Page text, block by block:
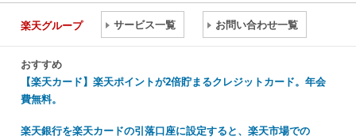
楽天グループ サービス一覧 お問い合わせ一覧
おすすめ
【楽天カード】楽天ポイントが2倍貯まるクレジットカード。年会
費無料。
楽天銀行を楽天カードの引落口座に設定すると、楽天市場での